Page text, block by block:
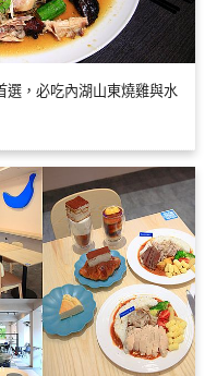
選，必吃內湖山東燒雞與水